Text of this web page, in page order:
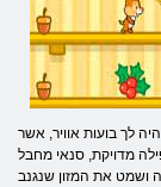
לך בועות אוויר, אשר
מדויקת, סנאי מחבל